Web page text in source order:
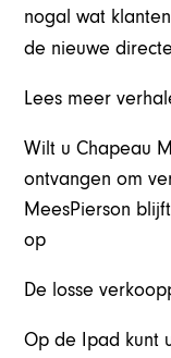
nogal wat
de nieuwe
Lees meer
Wilt u Chapeau
ontvangen om
MeesPierson
op
De losse
Op de Ipad kunt